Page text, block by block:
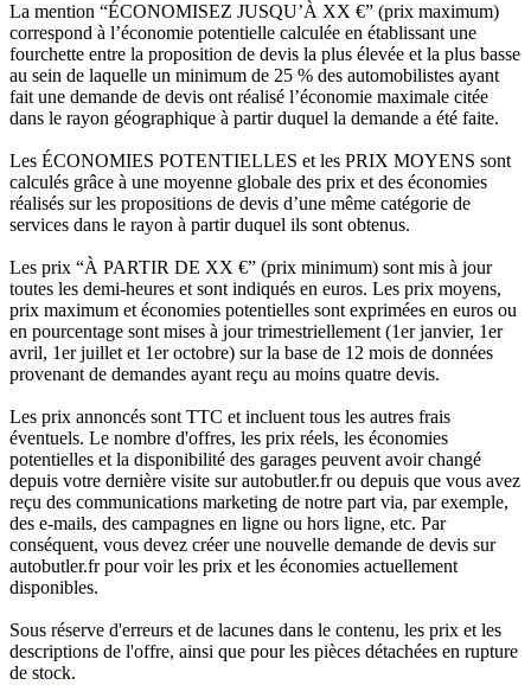
La mention “ÉCONOMISEZ JUSQU’À XX €” (prix maximum)
correspond à l’économie potentielle calculée en établissant une
fourchette entre la proposition de devis la plus élevée et la plus basse
au sein de laquelle un minimum de 25 % des automobilistes ayant
fait une demande de devis ont réalisé l’économie maximale citée
dans le rayon géographique à partir duquel la demande a été faite.
Les ÉCONOMIES POTENTIELLES et les PRIX MOYENS sont
calculés grâce à une moyenne globale des prix et des économies
réalisés sur les propositions de devis d’une même catégorie de
services dans le rayon à partir duquel ils sont obtenus.
Les prix “À PARTIR DE XX €” (prix minimum) sont mis à jour
toutes les demi-heures et sont indiqués en euros. Les prix moyens,
prix maximum et économies potentielles sont exprimées en euros ou
en pourcentage sont mises à jour trimestriellement (1er janvier, 1er
avril, 1er juillet et 1er octobre) sur la base de 12 mois de données
provenant de demandes ayant reçu au moins quatre devis.
Les prix annoncés sont TTC et incluent tous les autres frais
éventuels. Le nombre d'offres, les prix réels, les économies
potentielles et la disponibilité des garages peuvent avoir changé
depuis votre dernière visite sur autobutler.fr ou depuis que vous avez
reçu des communications marketing de notre part via, par exemple,
des e-mails, des campagnes en ligne ou hors ligne, etc. Par
conséquent, vous devez créer une nouvelle demande de devis sur
autobutler.fr pour voir les prix et les économies actuellement
disponibles.
Sous réserve d'erreurs et de lacunes dans le contenu, les prix et les
descriptions de l'offre, ainsi que pour les pièces détachées en rupture
de stock.